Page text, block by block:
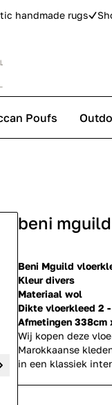
handmade rugs
Poufs
beni
Beni Mguild
Kleur divers
Materiaal wol
Dikte vloerkleed 2
Afmetingen 338cm
Wij kopen deze
Marokkaanse
in een klassiek